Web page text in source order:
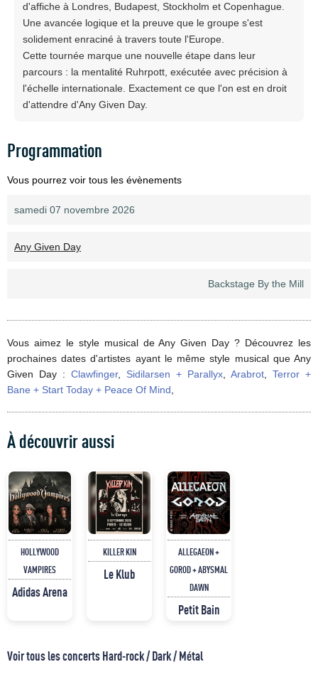
d'affiche à Londres, Budapest, Stockholm et Copenhague.
Une avancée logique et la preuve que le groupe s'est
solidement enraciné à travers toute l'Europe.
Cette tournée marque une nouvelle étape dans leur
parcours : la mentalité Ruhrpott, exécutée avec précision à
l'échelle internationale. Exactement ce que l'on est en droit
d'attendre d'Any Given Day.
Programmation
Vous pourrez voir tous les évènements
samedi 07 novembre 2026
Any Given Day
Backstage By the Mill
Vous aimez le style musical de Any Given Day ? Découvrez les
prochaines dates d'artistes ayant le même style musical que Any
Given Day : Clawfinger, Sidilarsen + Parallyx, Arabrot, Terror +
Bane + Start Today + Peace Of Mind,
À découvrir aussi
HOLLYWOOD
VAMPIRES
Adidas Arena
KILLER KIN
Le Klub
ALLEGAEON +
GOROD + ABYSMAL
DAWN
Petit Bain
Voir tous les concerts Hard-rock / Dark / Métal